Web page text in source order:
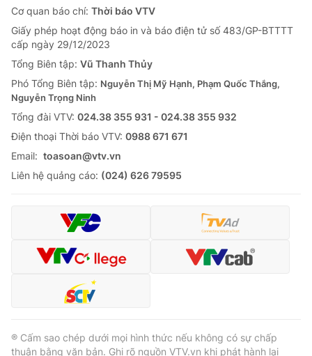
Cơ quan báo chí: Thời báo VTV
Giấy phép hoạt động báo in và báo điện tử số 483/GP-BTTTT
cấp ngày 29/12/2023
Tổng Biên tập: Vũ Thanh Thủy
Phó Tổng Biên tập: Nguyễn Thị Mỹ Hạnh, Phạm Quốc Thắng,
Nguyễn Trọng Ninh
Tổng đài VTV: 024.38 355 931 - 024.38 355 932
Ðiện thoại Thời báo VTV: 0988 671 671
Email: toasoan@vtv.vn
Liên hệ quảng cáo: (024) 626 79595
® Cấm sao chép dưới mọi hình thức nếu không có sự chấp
thuận bằng văn bản. Ghi rõ nguồn VTV.vn khi phát hành lại